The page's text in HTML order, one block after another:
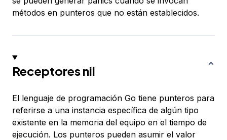
métodos en punteros que no están establecidos.
Receptores nil
El lenguaje de programación Go tiene punteros para
referirse a una instancia específica de algún tipo
existente en la memoria del equipo en el tiempo de
ejecución. Los punteros pueden asumir el valor